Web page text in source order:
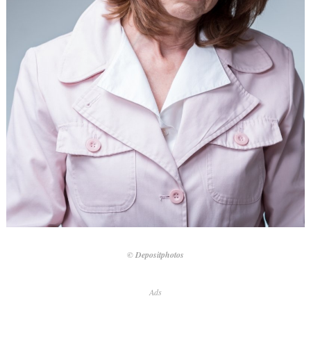
© Depositphotos
Ads